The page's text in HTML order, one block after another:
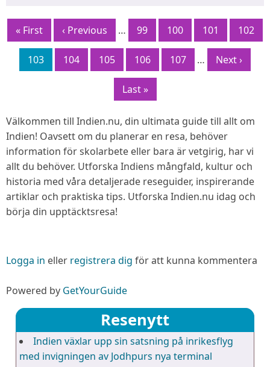
Paginering
Första
sidan
« First
Föregående
sida
‹ Previous … Sida
99 Sida
100 Sida
101 Sida
102
Sida
103 Sida
104 Sida
105 Sida
106 Sida
107 …
Nästa
sida
Next ›
Sista
sidan
Last »
Välkommen till Indien.nu, din ultimata guide till allt om
Indien! Oavsett om du planerar en resa, behöver
information för skolarbete eller bara är vetgirig, har vi
allt du behöver. Utforska Indiens mångfald, kultur och
historia med våra detaljerade reseguider, inspirerande
artiklar och praktiska tips. Utforska Indien.nu idag och
börja din upptäcktsresa!
Logga in eller registrera dig för att kunna kommentera
Powered by GetYourGuide
Resenytt
Indien växlar upp sin satsning på inrikesflyg
med invigningen av Jodhpurs nya terminal